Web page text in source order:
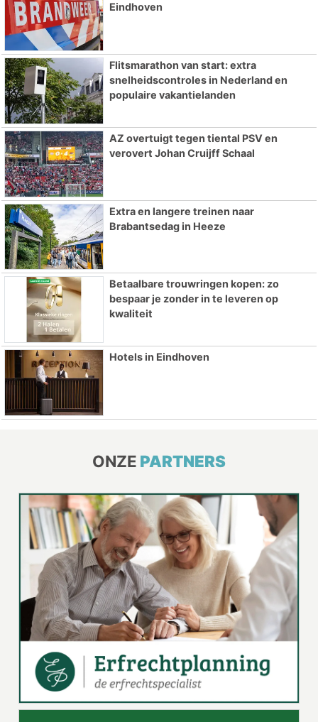
Eindhoven
Flitsmarathon van start: extra
snelheidscontroles in Nederland en
populaire vakantielanden
AZ overtuigt tegen tiental PSV en
verovert Johan Cruijff Schaal
Extra en langere treinen naar
Brabantsedag in Heeze
Betaalbare trouwringen kopen: zo
bespaar je zonder in te leveren op
kwaliteit
Hotels in Eindhoven
ONZE PARTNERS